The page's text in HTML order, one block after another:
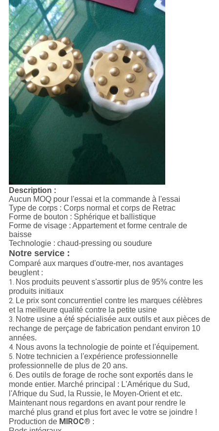
Description :
Aucun MOQ pour l'essai et la commande à l'essai
Type de corps : Corps normal et corps de Retrac
Forme de bouton : Sphérique et ballistique
Forme de visage : Appartement et forme centrale de
baisse
Technologie : chaud-pressing ou soudure
Notre service :
Comparé aux marques d'outre-mer, nos avantages
beuglent :
1.
Nos produits peuvent s'assortir plus de 95% contre les
produits initiaux
2.
Le prix sont concurrentiel contre les marques célèbres
et la meilleure qualité contre la petite usine
3. Notre usine a été spécialisée aux outils et aux pièces de
rechange de perçage de fabrication pendant environ 10
années.
4. Nous avons la technologie de pointe et l'équipement.
5. Notre technicien a l'expérience professionnelle
professionnelle de plus de 20 ans.
6. Des outils de forage de roche sont exportés dans le
monde entier. Marché principal : L'Amérique du Sud,
l'Afrique du Sud, la Russie, le Moyen-Orient et etc.
Maintenant nous regardons en avant pour rendre le
marché plus grand et plus fort avec le votre se joindre !
Production de MIROC® :